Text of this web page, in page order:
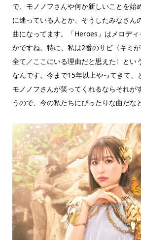
で、モノノフさんや何か新しいことを始
に迷っている人とか、そうしたみなさん
曲になってます。「Heroes」はメロデ
かですね。特に、私は2番のサビ〈キミ
全て／ここにいる理由だと思えた〉とい
なんです。今まで15年以上やってきて、
モノノフさんが笑ってくれるならそれが
うので、今の私たちにぴったりな曲だな